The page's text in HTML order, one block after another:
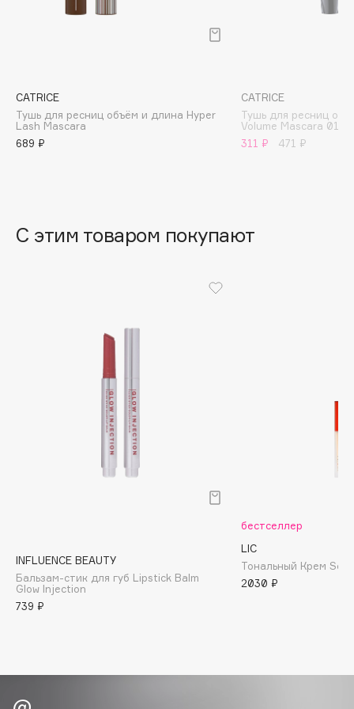
Banderas
Boadicea The Victorious
Brunello Cucinelli
Bvlgari
by TERRY
CATRICE
Тушь для ресниц объём и длина Hyper
Lash Mascara
689 ₽
CATRICE
Тушь для ресниц
Volume Mascara 010
311 ₽
471 ₽
С этим товаром покупают
INFLUENCE BEAUTY
Бальзам-стик для губ Lipstick Balm
Glow Injection
739 ₽
бестселлер
LIC
Тональный Крем
2030 ₽